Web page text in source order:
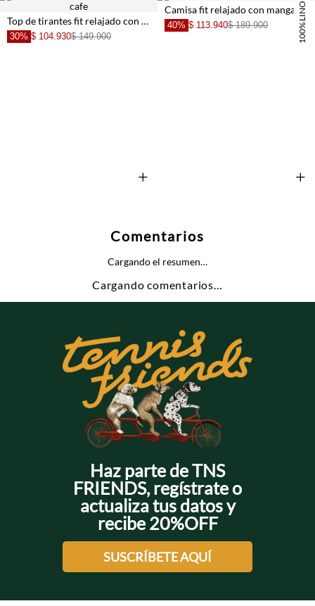
+
Top de tirantes fit relajado con bordado calado en algodón beige para mujer
30% $ 104.930$ 149.900 100% LINO
+
Camisa fit relajado con mangas kimono en lino amarillo pastel para mujer
40% $ 113.940$ 189.900
Comentarios
Cargando el resumen…
Cargando comentarios…
Haz parte de TNS
FRIENDS, regístrate o
actualiza tus datos y
recibe 20%OFF
SUSCRÍBETE AQUÍ